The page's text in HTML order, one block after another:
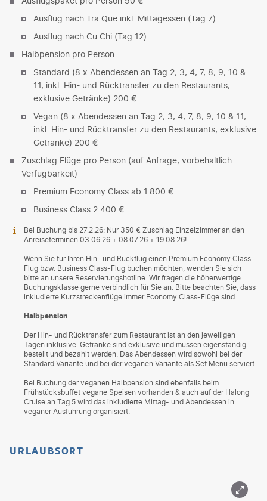
Ausflug nach Tra Que inkl. Mittagessen (Tag 7)
Ausflug nach Cu Chi (Tag 12)
Halbpension pro Person
Standard (8 x Abendessen an Tag 2, 3, 4, 7, 8, 9, 10 &
11, inkl. Hin- und Rücktransfer zu den Restaurants,
exklusive Getränke) 200 €
Vegan (8 x Abendessen an Tag 2, 3, 4, 7, 8, 9, 10 & 11,
inkl. Hin- und Rücktransfer zu den Restaurants, exklusive
Getränke) 200 €
Zuschlag Flüge pro Person (auf Anfrage, vorbehaltlich
Verfügbarkeit)
Premium Economy Class ab 1.800 €
Business Class 2.400 €
Bei Buchung bis 27.2.26: Nur 350 € Zuschlag Einzelzimmer an den
Anreiseterminen 03.06.26 + 08.07.26 + 19.08.26!
Wenn Sie für Ihren Hin- und Rückflug einen Premium Economy Class-
Flug bzw. Business Class-Flug buchen möchten, wenden Sie sich
bitte an unsere Reservierungshotline. Wir fragen die höherwertige
Buchungsklasse gerne verbindlich für Sie an. Bitte beachten Sie, dass
inkludierte Kurzstreckenflüge immer Economy Class-Flüge sind.
Halbpension
Der Hin- und Rücktransfer zum Restaurant ist an den jeweiligen
Tagen inklusive. Getränke sind exklusive und müssen eigenständig
bestellt und bezahlt werden. Das Abendessen wird sowohl bei der
Standard Variante und bei der veganen Variante als Set Menü serviert.
Bei Buchung der veganen Halbpension sind ebenfalls beim
Frühstücksbuffet vegane Speisen vorhanden & auch auf der Halong
Cruise an Tag 5 wird das inkludierte Mittag- und Abendessen in
veganer Ausführung organisiert.
URLAUBSORT